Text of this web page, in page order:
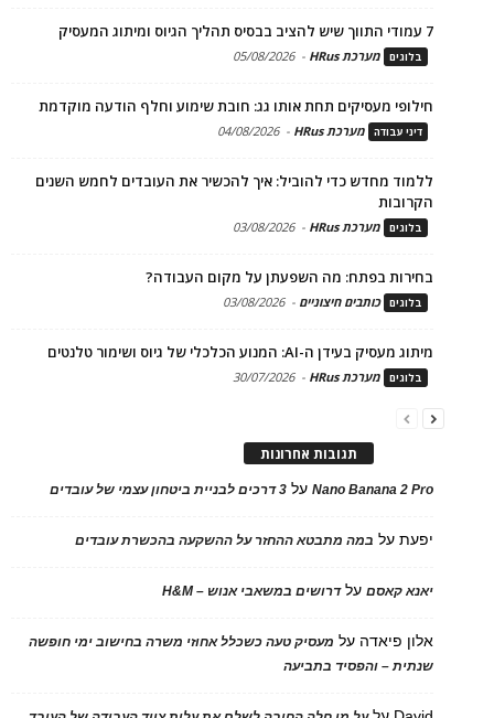
7 עמודי התווך שיש להציב בבסיס תהליך הגיוס ומיתוג המעסיק
בלוגים מערכת HRus -
05/08/2026
חילופי מעסיקים תחת אותו גג: חובת שימוע וחלף הודעה מוקדמת
דיני עבודה מערכת HRus -
04/08/2026
ללמוד מחדש כדי להוביל: איך להכשיר את העובדים לחמש השנים
הקרובות
בלוגים מערכת HRus -
03/08/2026
בחירות בפתח: מה השפעתן על מקום העבודה?
בלוגים כותבים חיצוניים -
03/08/2026
מיתוג מעסיק בעידן ה-AI: המנוע הכלכלי של גיוס ושימור טלנטים
בלוגים מערכת HRus -
30/07/2026
תגובות אחרונות
Nano Banana 2 Proעל 3 דרכים לבניית ביטחון עצמי של עובדים
יפעתעל במה מתבטא ההחזר על ההשקעה בהכשרת עובדים
יאנא קאסםעלדרושים במשאבי אנוש – H&M
אלון פיאדה על מעסיק טעה כשכלל אחוזי משרה בחישוב ימי חופשה
שנתית – והפסיד בתביעה